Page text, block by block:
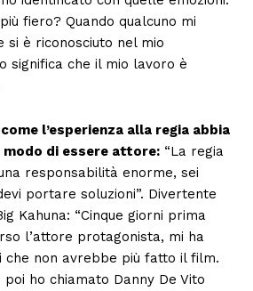
fiero? Quando qualcuno mi
è riconosciuto nel mio
significa che il mio lavoro è
l’esperienza alla regia abbia
di essere attore: “La regia
responsabilità enorme, sei
portare soluzioni”. Divertente
Kahuna: “Cinque giorni prima
l’attore protagonista, mi ha
che non avrebbe più fatto il film.
ho chiamato Danny De Vito